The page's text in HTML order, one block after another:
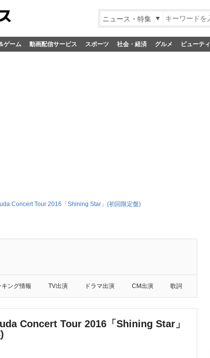
ニュース・特集
ゲーム 動画配信サービス スポーツ 社会・経済 グルメ ビューティ
Concert Tour 2016「Shining Star」(初回限定盤)
キング情報 TV出演 ドラマ出演 CM出演 歌詞
Concert Tour 2016「Shining Star」